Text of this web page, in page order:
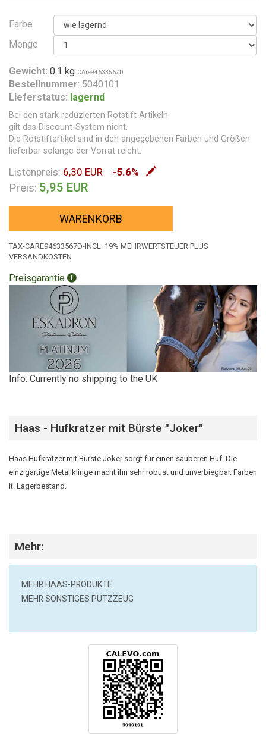
Farbe
Menge
Gewicht: 0.1 kg CAre94633567D
Bestellnummer: 5040101
Lieferstatus: lagernd
Bei den stark reduzierten Rotstift Artikeln
gilt das Discount-System nicht.
Die Rotstiftartikel sind in den angegebenen Farben und Größen
lieferbar solange der Vorrat reicht.
Listenpreis: 6,30 EUR -5.6%
Preis: 5,95 EUR
WARENKORB
TAX-CARE94633567D-INCL. 19% MEHRWERTSTEUER PLUS
VERSANDKOSTEN
Preisgarantie
Info: Currently no shipping to the UK
Haas - Hufkratzer mit Bürste "Joker"
Haas Hufkratzer mit Bürste Joker sorgt für einen sauberen Huf. Die
einzigartige Metallklinge macht ihn sehr robust und unverbiegbar. Farben
lt. Lagerbestand.
Mehr:
MEHR HAAS-PRODUKTE
MEHR SONSTIGES PUTZZEUG